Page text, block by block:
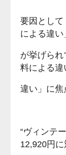
要因とし
による違い
が挙げら
料による違
違い」に焦
“ヴィンテ
12,920円に